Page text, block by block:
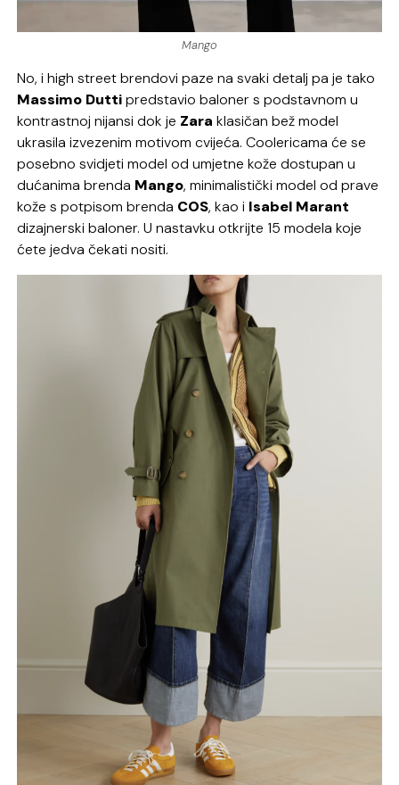
Mango
No, i high street brendovi paze na svaki detalj pa je tako
Massimo Duttipredstavio baloner s podstavnom u
kontrastnoj nijansi dok je Zara klasičan bež model
ukrasila izvezenim motivom cvijeća. Coolericama će se
posebno svidjeti model od umjetne kože dostupan u
dućanima brenda Mango, minimalistički model od prave
kože s potpisom brenda COS, kao i Isabel Marant
dizajnerski baloner. U nastavku otkrijte 15 modela koje
ćete jedva čekati nositi.